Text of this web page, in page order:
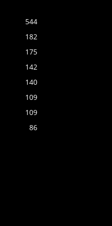
544
182
175
142
140
109
109
86